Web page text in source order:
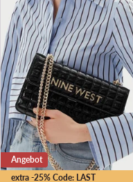
extra -25% Code: LAST
Angebot